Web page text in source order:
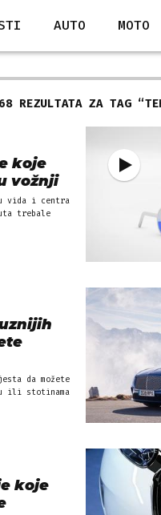
AUTO MOTO
68 REZULTATA ZA TAG “
koje
vožnji
vida i centra
trebale
da možete
ili stotinama
koje